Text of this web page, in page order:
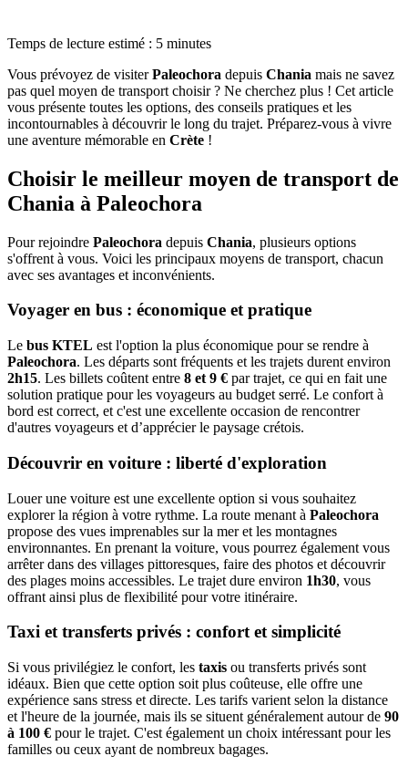
Temps de lecture estimé : 5 minutes
Vous prévoyez de visiterPaleochora depuis Chania mais ne savez
pas quel moyen de transport choisir ? Ne cherchez plus ! Cet article
vous présente toutes les options, des conseils pratiques et les
incontournables à découvrir le long du trajet. Préparez-vous à vivre
une aventure mémorable en Crète !
Choisir le meilleur moyen de transport de
Chania à Paleochora
Pour rejoindre Paleochora depuis Chania, plusieurs options
s'offrent à vous. Voici les principaux moyens de transport, chacun
avec ses avantages et inconvénients.
Voyager en bus : économique et pratique
Le bus KTEL est l'option la plus économique pour se rendre à
Paleochora. Les départs sont fréquents et les trajets durent environ
2h15. Les billets coûtent entre 8 et 9 € par trajet, ce qui en fait une
solution pratique pour les voyageurs au budget serré. Le confort à
bord est correct, et c'est une excellente occasion de rencontrer
d'autres voyageurs et d’apprécier le paysage crétois.
Découvrir en voiture : liberté d'exploration
Louer une voiture est une excellente option si vous souhaitez
explorer la région à votre rythme. La route menant à Paleochora
propose des vues imprenables sur la mer et les montagnes
environnantes. En prenant la voiture, vous pourrez également vous
arrêter dans des villages pittoresques, faire des photos et découvrir
des plages moins accessibles. Le trajet dure environ 1h30, vous
offrant ainsi plus de flexibilité pour votre itinéraire.
Taxi et transferts privés : confort et simplicité
Si vous privilégiez le confort, les taxis ou transferts privés sont
idéaux. Bien que cette option soit plus coûteuse, elle offre une
expérience sans stress et directe. Les tarifs varient selon la distance
et l'heure de la journée, mais ils se situent généralement autour de 90
à 100 € pour le trajet. C'est également un choix intéressant pour les
familles ou ceux ayant de nombreux bagages.